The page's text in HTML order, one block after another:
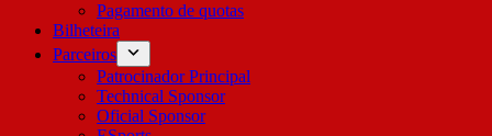
Pagamento de quotas
Bilheteira
Parceiros
Patrocinador Principal
Technical Sponsor
Oficial Sponsor